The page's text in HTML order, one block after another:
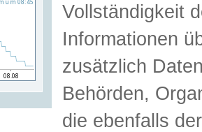
Vollständigkeit
Informationen
zusätzlich
Behörden,
die ebenfalls